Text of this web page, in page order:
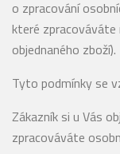
o zpracování
které zpracováváte
objednaného zboží).
Tyto podmínky se
Zákazník si u Vás
zpracováváte